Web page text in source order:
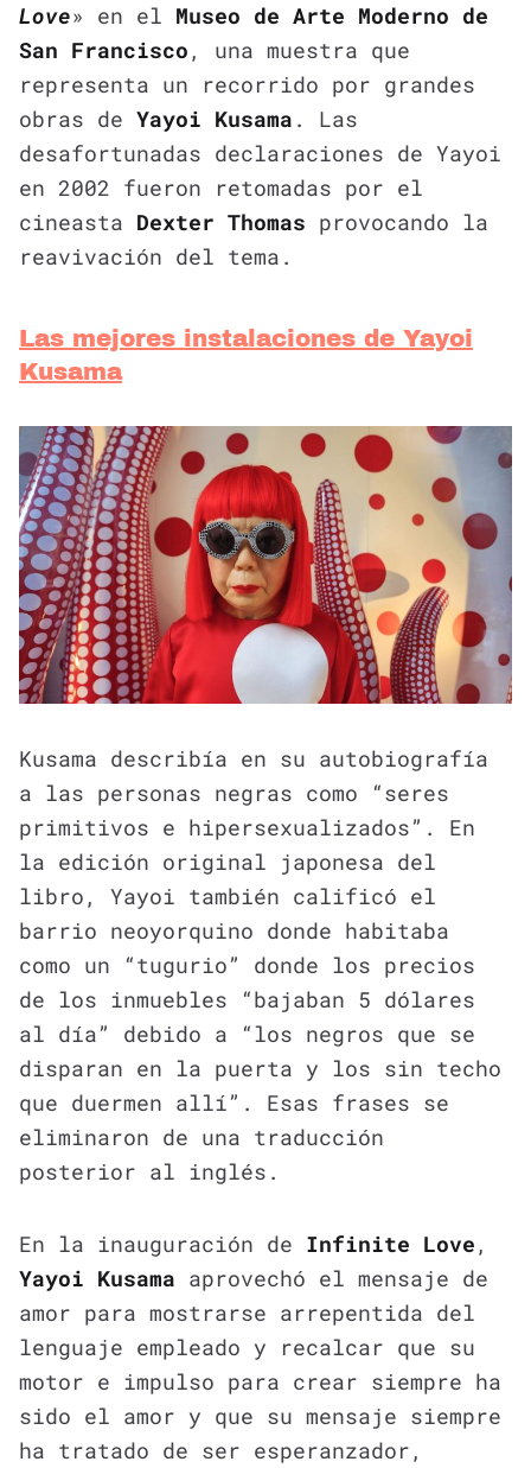
Love» en el Museo de Arte Moderno de
San Francisco , una muestra que
representa un recorrido por grandes
obras de Yayoi Kusama . Las
desafortunadas declaraciones de Yayoi
en 2002 fueron retomadas por el
cineasta Dexter Thomas provocando la
reavivación del tema.
Las mejores instalaciones de Yayoi
Kusama
Kusama describía en su autobiografía
a las personas negras como “seres
primitivos e hipersexualizados”. En
la edición original japonesa del
libro, Yayoi también calificó el
barrio neoyorquino donde habitaba
como un “tugurio” donde los precios
de los inmuebles “bajaban 5 dólares
al día” debido a “los negros que se
disparan en la puerta y los sin techo
que duermen allí”. Esas frases se
eliminaron de una traducción
posterior al inglés.
En la inauguración de Infinite Love ,
Yayoi Kusama aprovechó el mensaje de
amor para mostrarse arrepentida del
lenguaje empleado y recalcar que su
motor e impulso para crear siempre ha
sido el amor y que su mensaje siempre
ha tratado de ser esperanzador,